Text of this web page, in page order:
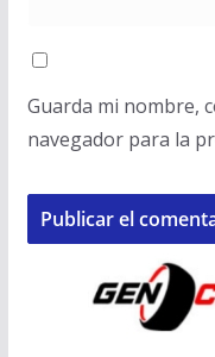
Guarda mi nombre,
navegador para la